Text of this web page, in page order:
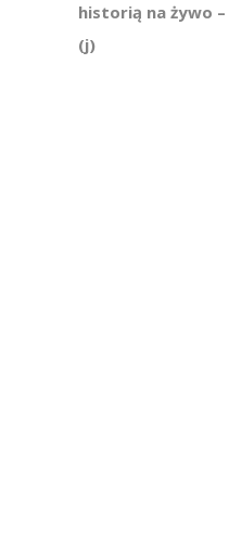
historią na żywo –
(j)